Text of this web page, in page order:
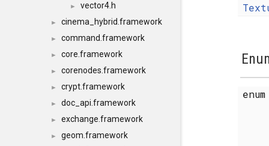
► vector4.h
► cinema_hybrid.framework
► command.framework
► core.framework
► corenodes.framework
► crypt.framework
► doc_api.framework
► exchange.framework
► geom.framework